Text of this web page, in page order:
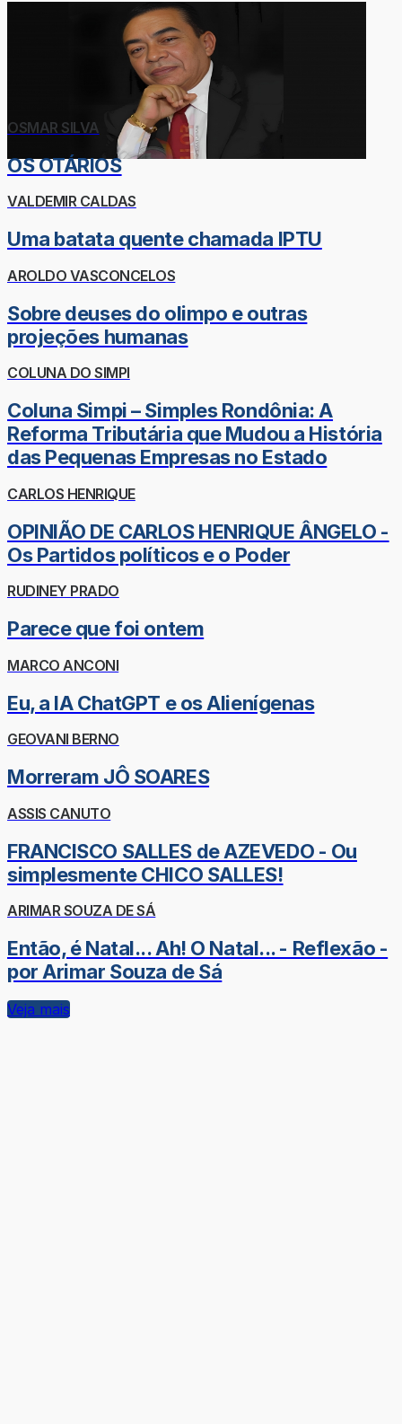
OSMAR SILVA
OS OTÁRIOS
VALDEMIR CALDAS
Uma batata quente chamada IPTU
AROLDO VASCONCELOS
Sobre deuses do olimpo e outras
projeções humanas
COLUNA DO SIMPI
Coluna Simpi – Simples Rondônia: A
Reforma Tributária que Mudou a História
das Pequenas Empresas no Estado
CARLOS HENRIQUE
OPINIÃO DE CARLOS HENRIQUE ÂNGELO -
Os Partidos políticos e o Poder
RUDINEY PRADO
Parece que foi ontem
MARCO ANCONI
Eu, a IA ChatGPT e os Alienígenas
GEOVANI BERNO
Morreram JÔ SOARES
ASSIS CANUTO
FRANCISCO SALLES de AZEVEDO - Ou
simplesmente CHICO SALLES!
ARIMAR SOUZA DE SÁ
Então, é Natal... Ah! O Natal... - Reflexão -
por Arimar Souza de Sá
Veja mais